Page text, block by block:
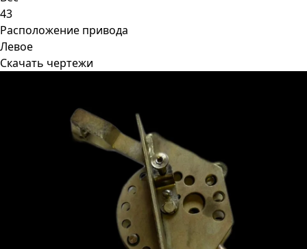
43
Расположение привода
Левое
Скачать чертежи